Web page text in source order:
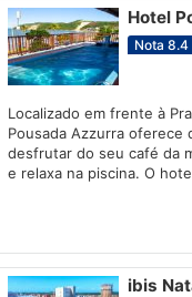
Hotel
Nota 8.4
Localizado em frente à
Pousada Azzurra oferece
desfrutar do seu café da
e relaxa na piscina. O
ibis